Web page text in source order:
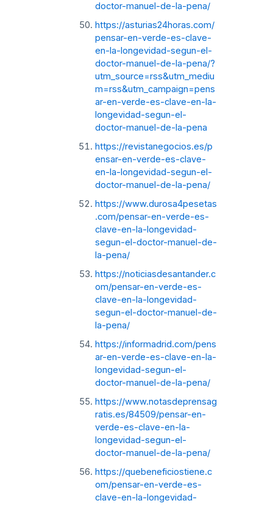
doctor-manuel-de-la-pena/
https://asturias24horas.com/
pensar-en-verde-es-clave-
en-la-longevidad-segun-el-
doctor-manuel-de-la-pena/?
utm_source=rss&utm_mediu
m=rss&utm_campaign=pens
ar-en-verde-es-clave-en-la-
longevidad-segun-el-
doctor-manuel-de-la-pena
https://revistanegocios.es/p
ensar-en-verde-es-clave-
en-la-longevidad-segun-el-
doctor-manuel-de-la-pena/
https://www.durosa4pesetas
.com/pensar-en-verde-es-
clave-en-la-longevidad-
segun-el-doctor-manuel-de-
la-pena/
https://noticiasdesantander.c
om/pensar-en-verde-es-
clave-en-la-longevidad-
segun-el-doctor-manuel-de-
la-pena/
https://informadrid.com/pens
ar-en-verde-es-clave-en-la-
longevidad-segun-el-
doctor-manuel-de-la-pena/
https://www.notasdeprensag
ratis.es/84509/pensar-en-
verde-es-clave-en-la-
longevidad-segun-el-
doctor-manuel-de-la-pena/
https://quebeneficiostiene.c
om/pensar-en-verde-es-
clave-en-la-longevidad-